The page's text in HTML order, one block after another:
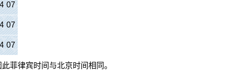
07
07
07
菲律宾时间与北京时间相同。